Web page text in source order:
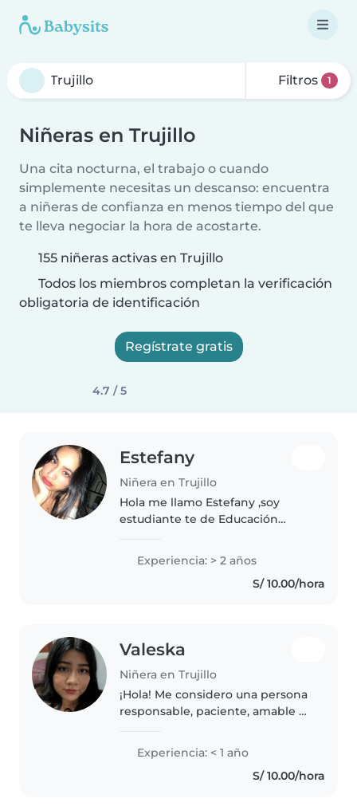
Filtros 1
Niñeras en Trujillo
Una cita nocturna, el trabajo o cuando
simplemente necesitas un descanso: encuentra
a niñeras de confianza en menos tiempo del que
te lleva negociar la hora de acostarte.
155 niñeras activas en Trujillo
Todos los miembros completan la verificación
obligatoria de identificación
Regístrate gratis
4.7 / 5
Estefany
Niñera en Trujillo
Hola me llamo Estefany ,soy
estudiante te de Educación
cuando tenia 16 años ,cuide a mi
hermanito y a mis primos y a
sobrinos , y cuide a 1 niña..
Experiencia: > 2 años
S/ 10.00/hora
Valeska
Niñera en Trujillo
¡Hola! Me considero una persona
responsable, paciente, amable y
ellos, acompañarlos en sus
actividades y ayudarlos con sus..
Experiencia: < 1 año
S/ 10.00/hora